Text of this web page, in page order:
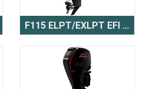
F115 ELPT/EXLPT EFI CT